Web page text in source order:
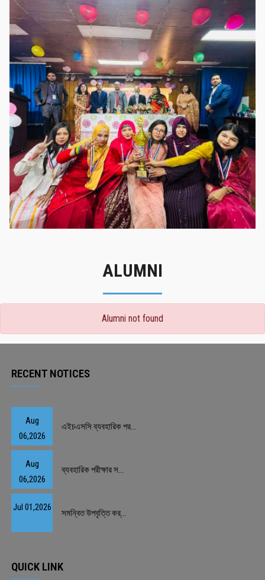
গৌরবের মুহূর্ত
গৌরবের মুহূর্ত
ALUMNI
Alumni not found
RECENT NOTICES
Aug
06,2026
এইচএসসি ব্যবহারিক পর...
Aug
06,2026
ব্যবহারিক পরীক্ষার স...
Jul 01,2026
সমন্বিত উপবৃত্তি কর্...
QUICK LINK